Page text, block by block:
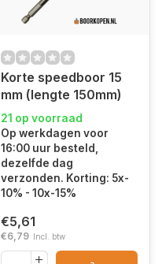
Korte speedboor 15
mm (lengte 150mm)
21 op voorraad
Op werkdagen voor
16:00 uur besteld,
dezelfde dag
verzonden. Korting: 5x-
10% - 10x-15%
€5,61
€6,79 Incl. btw